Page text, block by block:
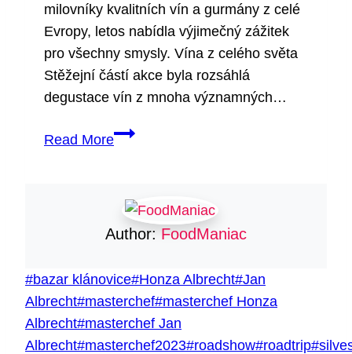
milovníky kvalitních vín a gurmány z celé
Evropy, letos nabídla výjimečný zážitek
pro všechny smysly. Vína z celého světa
Stěžejní částí akce byla rozsáhlá
degustace vín z mnoha významných…
Read MoreWorld
Author: FoodManiac
Štítky
příspěvků:
#bazar klánovice#Honza Albrecht#Jan
Albrecht#masterchef#masterchef Honza
Albrecht#masterchef Jan
Albrecht#masterchef2023#roadshow#roadtrip#